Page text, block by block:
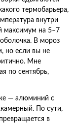
термобарьера,
внутри
максимум на 5–7
В мороз
но если вы не
Мне
по сентябрь,
— алюминий с
По сути,
в